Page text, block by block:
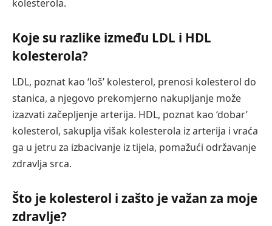
kolesterola.
Koje su razlike između LDL i HDL
kolesterola?
LDL, poznat kao ‘loš’ kolesterol, prenosi kolesterol do
stanica, a njegovo prekomjerno nakupljanje može
izazvati začepljenje arterija. HDL, poznat kao ‘dobar’
kolesterol, sakuplja višak kolesterola iz arterija i vraća
ga u jetru za izbacivanje iz tijela, pomažući održavanje
zdravlja srca.
Što je kolesterol i zašto je važan za moje
zdravlje?